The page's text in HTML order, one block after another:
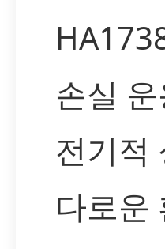
손실
전기적
다로운